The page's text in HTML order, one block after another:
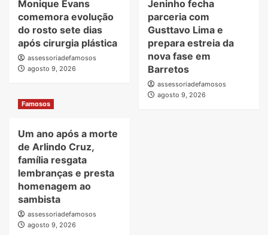
Monique Evans
comemora evolução
do rosto sete dias
após cirurgia plástica
assessoriadefamosos
agosto 9, 2026
Jeninho fecha
parceria com
Gusttavo Lima e
prepara estreia da
nova fase em
Barretos
assessoriadefamosos
agosto 9, 2026
Famosos
Um ano após a morte
de Arlindo Cruz,
família resgata
lembranças e presta
homenagem ao
sambista
assessoriadefamosos
agosto 9, 2026